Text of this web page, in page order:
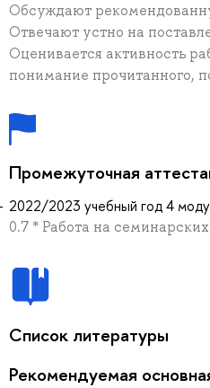
Обсуждают
Отвечают устно на
Оценивается активность
понимание прочитанного,
Промежуточная
2022/2023 учебный год 4
0.7 * Работа на
Список литературы
Рекомендуемая